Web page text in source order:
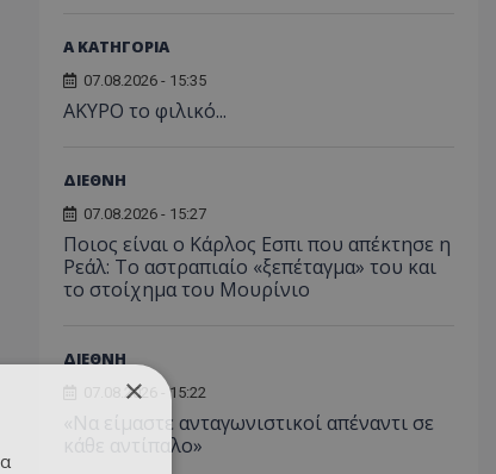
Α ΚΑΤΗΓΟΡΙΑ
07.08.2026 - 15:35
AKYΡΟ το φιλικό...
ΔΙΕΘΝΗ
07.08.2026 - 15:27
Ποιος είναι ο Κάρλος Εσπι που απέκτησε η
Ρεάλ: Το αστραπιαίο «ξεπέταγμα» του και
το στοίχημα του Μουρίνιο
ΔΙΕΘΝΗ
07.08.2026 - 15:22
«Να είμαστε ανταγωνιστικοί απέναντι σε
κάθε αντίπαλο»
×